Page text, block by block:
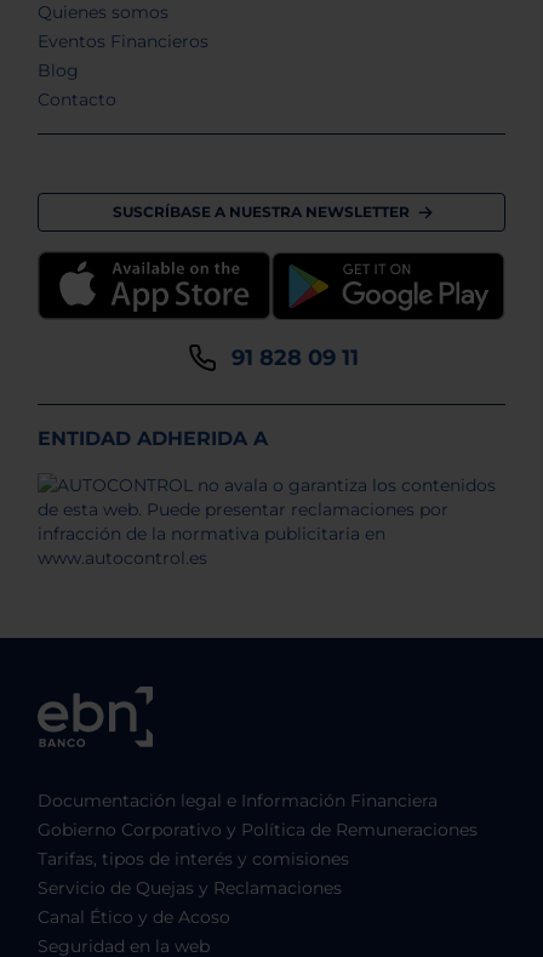
Quienes somos
Eventos Financieros
Blog
Contacto
SUSCRÍBASE A NUESTRA NEWSLETTER
91 828 09 11
ENTIDAD ADHERIDA A
Documentación legal e Información Financiera
Gobierno Corporativo y Política de Remuneraciones
Tarifas, tipos de interés y comisiones
Servicio de Quejas y Reclamaciones
Canal Ético y de Acoso
Seguridad en la web